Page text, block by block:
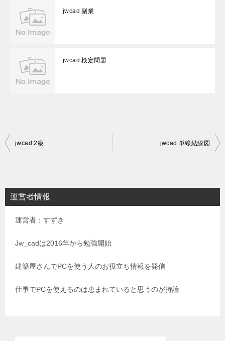
jwcad 副業
jwcad 検定問題
投
ビ
ゲ
jwcad 2級 jwcad 単線結線図
運営者情報
運営者：すずき
Jw_cadは2016年から勉強開始
建築屋さんでPCを使う人のお役立ち情報を発信
仕事でPCを使えるのは恵まれていると思うのが持論